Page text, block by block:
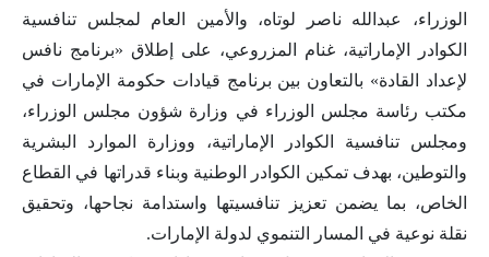
الوزراء، عبدالله ناصر لوتاه، والأمين العام لمجلس تنافسية
الكوادر الإماراتية، غنام المزروعي، على إطلاق «برنامج نافس
لإعداد القادة» بالتعاون بين برنامج قيادات حكومة الإمارات في
مكتب رئاسة مجلس الوزراء في وزارة شؤون مجلس الوزراء،
ومجلس تنافسية الكوادر الإماراتية، ووزارة الموارد البشرية
والتوطين، بهدف تمكين الكوادر الوطنية وبناء قدراتها في القطاع
الخاص، بما يضمن تعزيز تنافسيتها واستدامة نجاحها، وتحقيق
نقلة نوعية في المسار التنموي لدولة الإمارات.